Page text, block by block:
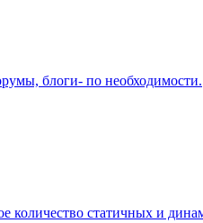
блоги- по необходимости.
количество статичных и